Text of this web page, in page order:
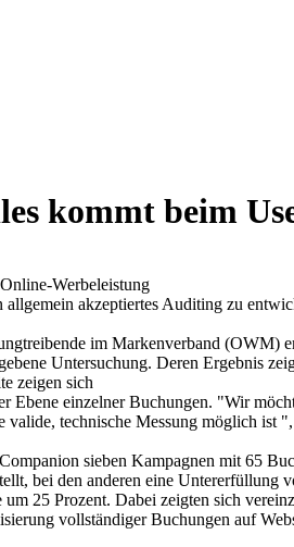
kommt beim
Werbeleistung
akzeptiertes Auditing zu
im Markenverband
Untersuchung. Deren Ergebnis
zeigen sich
Ebene einzelner Buchungen. "Wir
valide, technische Messung möglich ist
sieben Kampagnen mit 65
bei den anderen eine
um 25 Prozent. Dabei zeigten sich
vollständiger Buchungen auf